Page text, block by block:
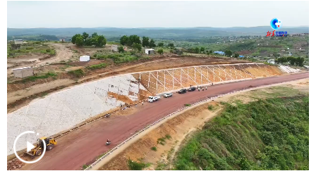
食品 人居 信息化 数字经济
学术中国 乡村振兴 银龄 溯源中国
城市 旅游 能源 会展
彩票 娱乐 时尚 悦读
公益 一带一路 亚太网 上市公司